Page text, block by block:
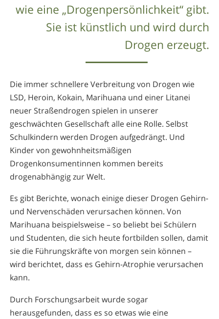
wie eine „Drogenpersönlichkeit“ gibt.
Sie ist künstlich und wird durch
Drogen erzeugt.
Die immer schnellere Verbreitung von Drogen wie
LSD, Heroin, Kokain, Marihuana und einer Litanei
neuer Straßendrogen spielen in unserer
geschwächten Gesellschaft alle eine Rolle. Selbst
Schulkindern werden Drogen aufgedrängt. Und
Kinder von gewohnheitsmäßigen
Drogenkonsumentinnen kommen bereits
drogenabhängig zur Welt.
Es gibt Berichte, wonach einige dieser Drogen Gehirn-
und Nervenschäden verursachen können. Von
Marihuana beispielsweise – so beliebt bei Schülern
und Studenten, die sich heute fortbilden sollen, damit
sie die Führungskräfte von morgen sein können –
wird berichtet, dass es Gehirn-Atrophie verursachen
kann.
Durch Forschungsarbeit wurde sogar
herausgefunden, dass es so etwas wie eine